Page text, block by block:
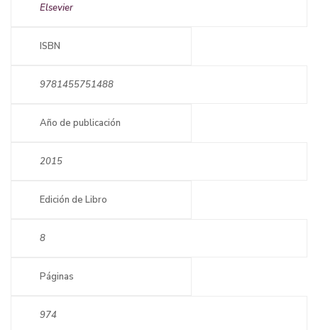
Elsevier
ISBN
9781455751488
Año de publicación
2015
Edición de Libro
8
Páginas
974